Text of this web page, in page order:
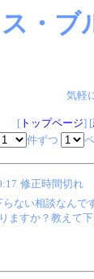
・ブ
気軽
[トップページ] [
件ずつ
修正時間切れ
ない相談なん
ますか？教えて